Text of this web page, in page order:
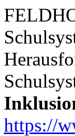
https://